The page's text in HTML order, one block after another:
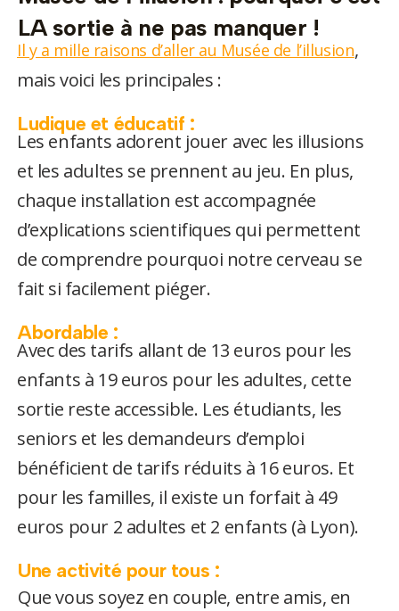
LA sortie à ne pas manquer !
Il y a mille raisons d’aller au Musée de l’illusion,
mais voici les principales :
Ludique et éducatif :
Les enfants adorent jouer avec les illusions
et les adultes se prennent au jeu. En plus,
chaque installation est accompagnée
d’explications scientifiques qui permettent
de comprendre pourquoi notre cerveau se
fait si facilement piéger.
Abordable :
Avec des tarifs allant de 13 euros pour les
enfants à 19 euros pour les adultes, cette
sortie reste accessible. Les étudiants, les
seniors et les demandeurs d’emploi
bénéficient de tarifs réduits à 16 euros. Et
pour les familles, il existe un forfait à 49
euros pour 2 adultes et 2 enfants​ (à Lyon).
Une activité pour tous :
Que vous soyez en couple, entre amis, en